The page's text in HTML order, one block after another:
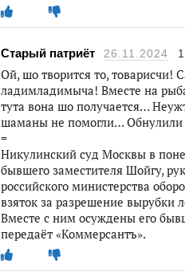
Старый патриёт 26.11.2024
Ой, шо творится то, товарисчи!
ладимладимыча! Вместе на
тута вона шо получается…
шаманы не помогли… Обнулили
=
Никулинский суд Москвы в
бывшего заместителя Шойгу,
российского министерства
взяток за разрешение вырубки
Вместе с ним осуждены его
передаёт «Коммерсантъ».